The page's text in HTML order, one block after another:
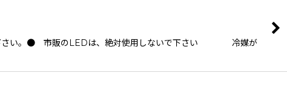
さい。● 市販のLEDは、絶対使用しないで下さい 冷媒が